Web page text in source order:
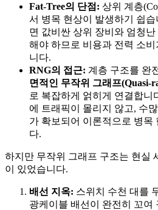
Fat-Tree의 단점: 상위 계층
서 병목 현상이 발생하기 쉽
면 값비싼 상위 장비와 엄청
해야 하므로 비용과 전력 소
니다.
RNG의 접근: 계층 구조를 완
면적인 무작위 그래프(Quasi-
로 복잡하게 얽히게 연결합니
에 트래픽이 몰리지 않고, 수
가 확보되어 이론적으로 병목
다.
하지만 무작위 그래프 구조는 현실
이 있었습니다.
배선 지옥: 스위치 수천 대를
광케이블 배선이 완전히 꼬여